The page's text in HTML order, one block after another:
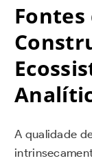
Fontes
A qualidade